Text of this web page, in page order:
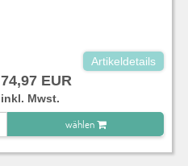
Artikeldetails
74,97 EUR
inkl. Mwst.
wählen